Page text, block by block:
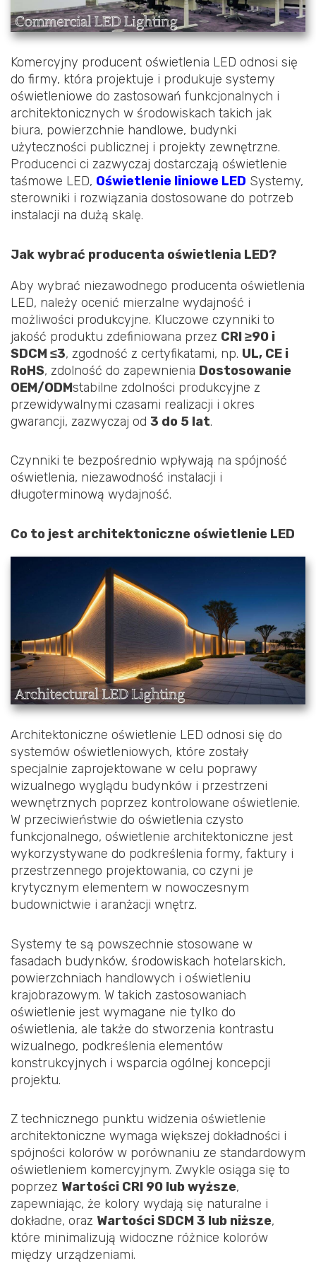
Komercyjny producent oświetlenia LED odnosi się
do firmy, która projektuje i produkuje systemy
oświetleniowe do zastosowań funkcjonalnych i
architektonicznych w środowiskach takich jak
biura, powierzchnie handlowe, budynki
użyteczności publicznej i projekty zewnętrzne.
Producenci ci zazwyczaj dostarczają oświetlenie
taśmowe LED, Oświetlenie liniowe LED Systemy,
sterowniki i rozwiązania dostosowane do potrzeb
instalacji na dużą skalę.
Jak wybrać producenta oświetlenia LED?
Aby wybrać niezawodnego producenta oświetlenia
LED, należy ocenić mierzalne wydajność i
możliwości produkcyjne. Kluczowe czynniki to
jakość produktu zdefiniowana przez CRI ≥90 i
SDCM ≤3, zgodność z certyfikatami, np. UL, CE i
RoHS, zdolność do zapewnienia Dostosowanie
OEM/ODMstabilne zdolności produkcyjne z
przewidywalnymi czasami realizacji i okres
gwarancji, zazwyczaj od 3 do 5 lat.
Czynniki te bezpośrednio wpływają na spójność
oświetlenia, niezawodność instalacji i
długoterminową wydajność.
Co to jest architektoniczne oświetlenie LED
Architektoniczne oświetlenie LED odnosi się do
systemów oświetleniowych, które zostały
specjalnie zaprojektowane w celu poprawy
wizualnego wyglądu budynków i przestrzeni
wewnętrznych poprzez kontrolowane oświetlenie.
W przeciwieństwie do oświetlenia czysto
funkcjonalnego, oświetlenie architektoniczne jest
wykorzystywane do podkreślenia formy, faktury i
przestrzennego projektowania, co czyni je
krytycznym elementem w nowoczesnym
budownictwie i aranżacji wnętrz.
Systemy te są powszechnie stosowane w
fasadach budynków, środowiskach hotelarskich,
powierzchniach handlowych i oświetleniu
krajobrazowym. W takich zastosowaniach
oświetlenie jest wymagane nie tylko do
oświetlenia, ale także do stworzenia kontrastu
wizualnego, podkreślenia elementów
konstrukcyjnych i wsparcia ogólnej koncepcji
projektu.
Z technicznego punktu widzenia oświetlenie
architektoniczne wymaga większej dokładności i
spójności kolorów w porównaniu ze standardowym
oświetleniem komercyjnym. Zwykle osiąga się to
poprzez Wartości CRI 90 lub wyższe,
zapewniając, że kolory wydają się naturalne i
dokładne, oraz Wartości SDCM 3 lub niższe,
które minimalizują widoczne różnice kolorów
między urządzeniami.